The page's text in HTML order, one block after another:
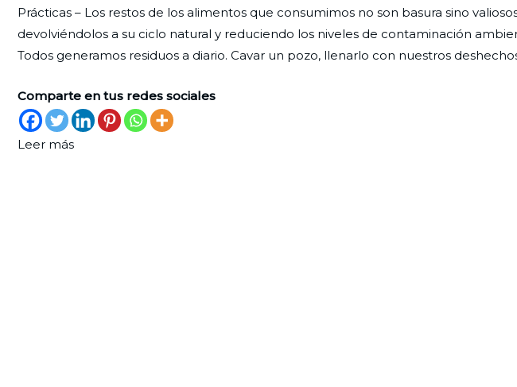
Ciudad
Nueva
29
de
agosto
2023
Ecología
participando
de
la
Prácticas – Los restos de los alimentos que consumimos no son basura sino
devolviéndolos a su ciclo natural y reduciendo los niveles de contaminación
Todos generamos residuos a diario. Cavar un pozo, llenarlo con nuestros
Comparte en tus redes sociales
Leer más